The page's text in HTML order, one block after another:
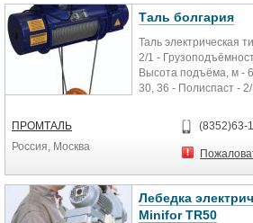
Марка
Таль болгария
Таль электрическая
2/1 -
Высота подъёма, м -
30, 36 - Полиcпаст -
ПРОМТАЛЬ
Россия, Москва
(8352)63-
Лебедка
Minifor TR50